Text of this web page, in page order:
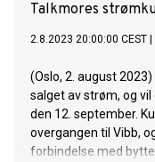
Talkmores
2.8.2023 20:00:00 CEST
(Oslo, 2. august
salget av strøm, og
den 12. september.
overgangen til Vibb,
forbindelse med